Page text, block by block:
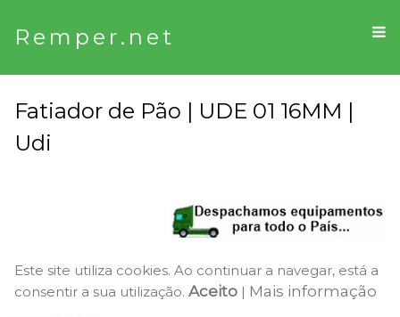
Remper.net
Fatiador de Pão | UDE 01 16MM |
Udi
Este site utiliza cookies. Ao continuar a navegar, está a
consentir a sua utilização. Aceito | Mais informação